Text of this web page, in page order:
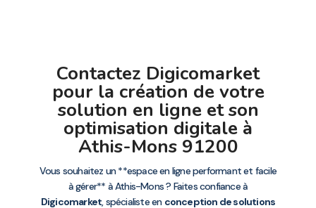
Contactez Digicomarket
pour la création de votre
solution en ligne et son
optimisation digitale à
Athis-Mons 91200
Vous souhaitez un **espace en ligne performant et facile
à gérer** à Athis-Mons ? Faites confiance à
Digicomarket, spécialiste en conception de solutions